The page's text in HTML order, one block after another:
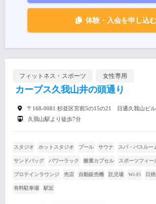
体験・入会を申し込む
フィットネス・スポーツ 女性専用
カーブス久我山井の頭通り
〒168-0081 杉並区宮前5の15の21 日通久我山ビル
久我山駅より徒歩7分
スタジオ ホットスタジオ プール サウナ スパ・バスルー
サンドバッグ パワーラック 酸素カプセル スポーツフィー
プロテインラウンジ 売店 自動販売機 託児場 Wi-Fi 日
有料駐車場 駅近